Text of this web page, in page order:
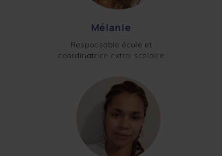
Mélanie
Responsable école et
coordinatrice extra-scolaire